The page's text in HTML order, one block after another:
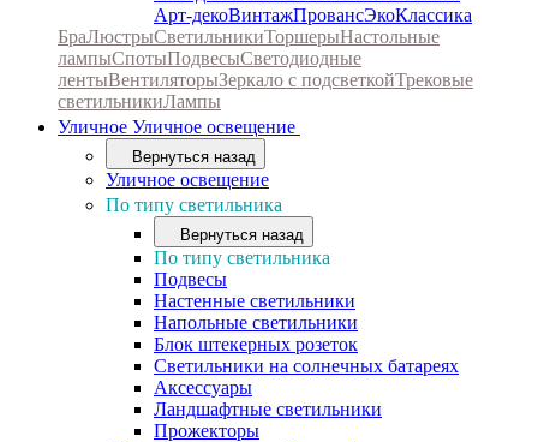
Арт-декоВинтажПровансЭкоКлассика
БраЛюстрыСветильникиТоршерыНастольные
лампыСпотыПодвесыСветодиодные
лентыВентиляторыЗеркало с подсветкойТрековые
светильникиЛампы
Уличное Уличное освещение
Вернуться назад
Уличное освещение
По типу светильника
Вернуться назад
По типу светильника
Подвесы
Настенные светильники
Напольные светильники
Блок штекерных розеток
Светильники на солнечных батареях
Аксессуары
Ландшафтные светильники
Прожекторы